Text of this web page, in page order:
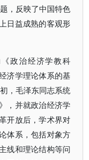
，反映了中国特色
日益成熟的客观形
政治经济学教科
济学理论体系的基
，毛泽东同志系统
，并就政治经济学
开放后，学术界对
体系，包括对象方
线和理论结构等问